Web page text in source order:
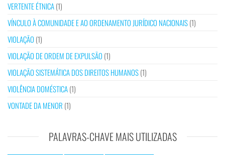
VERTENTE ÉTNICA(1)
VÍNCULO À COMUNIDADE E AO ORDENAMENTO JURÍDICO NACIONAIS(1)
VIOLAÇÃO (1)
VIOLAÇÃO DE ORDEM DE EXPULSÃO (1)
VIOLAÇÃO SISTEMÁTICA DOS DIREITOS HUMANOS(1)
VIOLÊNCIA DOMÉSTICA(1)
VONTADE DA MENOR (1)
PALAVRAS-CHAVE MAIS UTILIZADAS